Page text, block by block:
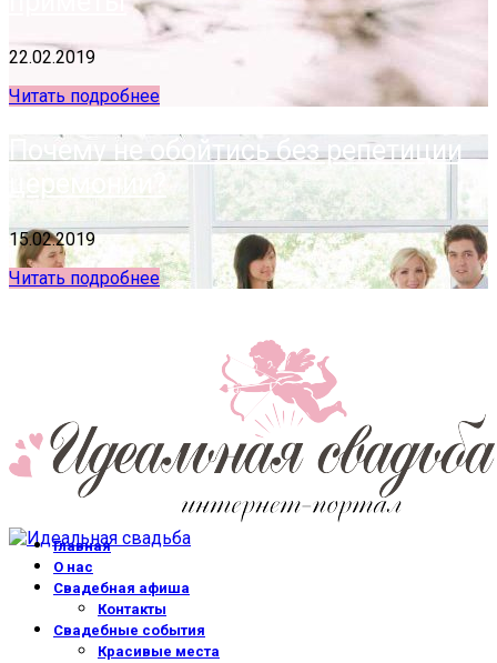
22.02.2019
Читать подробнее
Почему не обойтись без репетиции
церемонии?
15.02.2019
Читать подробнее
Главная
О нас
Свадебная афиша
Контакты
Свадебные события
Красивые места